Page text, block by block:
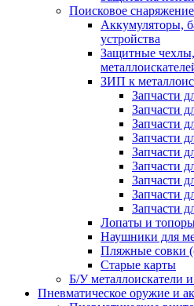
Поисковое снаряжение
Аккумуляторы,
устройства
Защитные
ЗИП к
Запчасти
Запчасти
Запчасти
Запчасти
Запчасти
Запчасти
Запчасти
Запчасти
Запчасти
Лопаты и
Наушники для
Пляжные совки
Старые карты
Б/У металлоискатели
Пневматическое оружие и